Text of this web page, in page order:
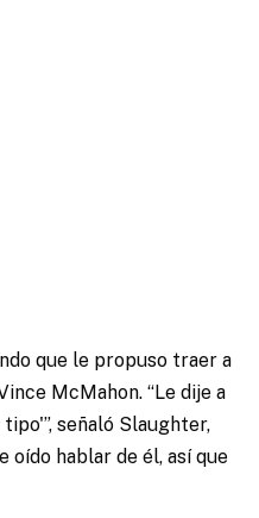
que le propuso traer a
McMahon. “Le dije a
señaló Slaughter,
oído hablar de él, así que